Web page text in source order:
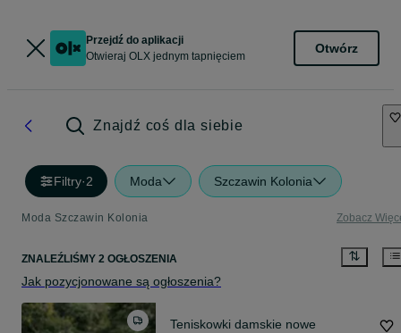
Przejdź do aplikacji
Otwieraj OLX jednym tapnięciem
Otwórz
Znajdź coś dla siebie
Filtry·2 Moda Szczawin Kolonia
Moda Szczawin Kolonia Zobacz
ZNALEŹLIŚMY 2 OGŁOSZENIA
Jak pozycjonowane są ogłoszenia?
Teniskowki damskie nowe